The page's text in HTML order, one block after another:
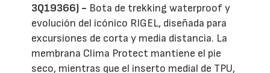
3Q19366) - Bota de trekking waterproof y
evolución del icónico RIGEL, diseñada para
excursiones de corta y media distancia. La
membrana Clima Protect mantiene el pie
seco, mientras que el inserto medial de TPU,